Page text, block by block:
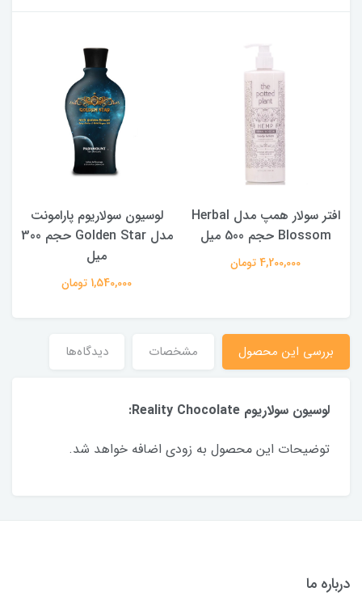
افتر سولار همپ مدل Herbal
Blossom حجم 500 میل
4,200,000 تومان
لوسیون سولاریوم پارامونت
مدل Golden Star حجم 300
میل
1,540,000 تومان
بررسی این محصول مشخصات دیدگاه‌ها
لوسیون سولاریوم Reality Chocolate:
توضیحات این محصول به زودی اضافه خواهد شد.
درباره ما